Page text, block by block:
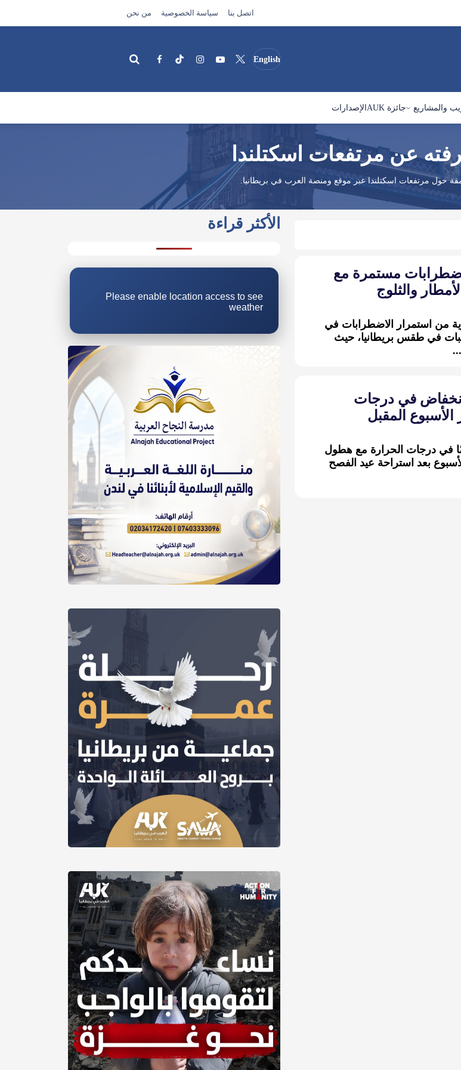
اتصل بنا سياسة الخصوصية من نحن
English
والمشاريع جائزة AUK الإصدارات
عن مرتفعات اسكتلندا
حول مرتفعات اسكتلندا عبر موقع ومنصة العرب في بريطانيا.
مستمرة مع
والثلوج
من استمرار الاضطرابات في
في طقس بريطانيا، حيث
في درجات
الأسبوع المقبل
في درجات الحرارة مع هطول
بعد استراحة عيد الفصح
الأكثر قراءة
Please enable location access to see
weather